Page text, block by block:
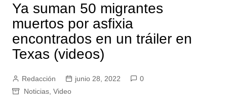
Ya suman 50 migrantes
muertos por asfixia
encontrados en un tráiler en
Texas (videos)
Redacción junio 28, 2022
0
Noticias, Video